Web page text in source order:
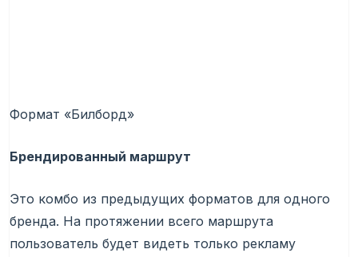
Формат «Билборд»
Брендированный маршрут
Это комбо из предыдущих форматов для одного
бренда. На протяжении всего маршрута
пользователь будет видеть только рекламу